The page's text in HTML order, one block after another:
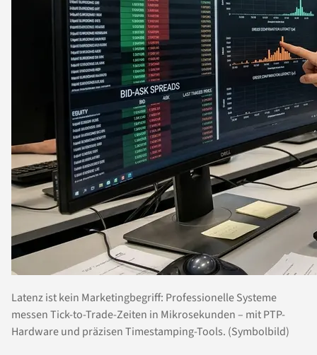
Latenz ist kein Marketingbegriff: Professionelle Systeme
messen Tick-to-Trade-Zeiten in Mikrosekunden – mit PTP-
Hardware und präzisen Timestamping-Tools. (Symbolbild)